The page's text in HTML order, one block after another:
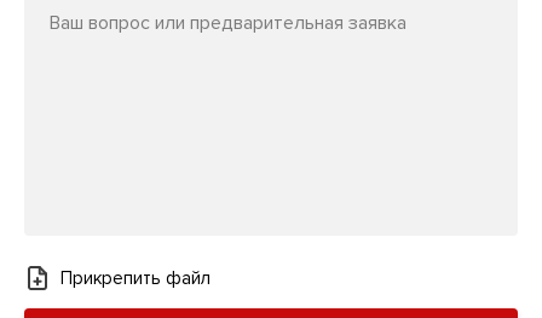
Ваш вопрос или предварительная заявка
Прикрепить файл